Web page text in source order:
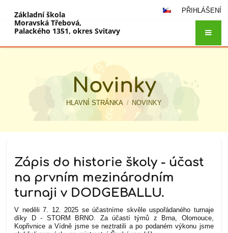
PŘIHLÁŠENÍ
Základní škola
Moravská Třebová,
Palackého 1351, okres Svitavy
Novinky
HLAVNÍ STRÁNKA / NOVINKY
Zápis do historie školy - účast
na prvním mezinárodním
turnaji v DODGEBALLU.
V neděli 7. 12. 2025 se účastníme skvěle uspořádaného turnaje
díky
D - STORM BRNO. Za účastí týmů z Brna, Olomouce,
Kopřivnice a Vídně jsme se neztratili a po podaném výkonu jsme